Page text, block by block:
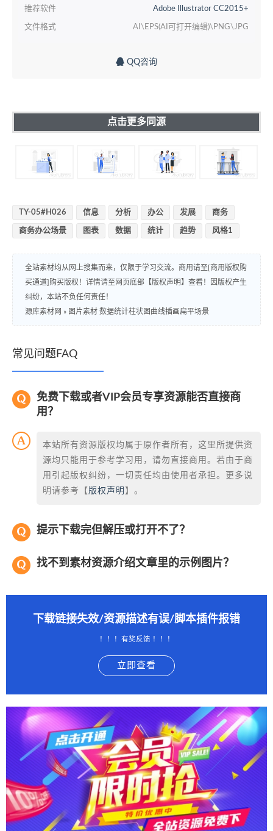
推荐软件 Adobe Illustrator CC2015+
文件格式 AI\EPS(AI可打开编辑)\PNG\JPG
QQ咨询
点击更多同源
TY-05#H026 信息 分析 办公 发展 商务
商务办公场景 图表 数据 统计 趋势 风格1
全站素材均从网上搜集而来，仅限于学习交流。商用请至[商用版权购
买通道]购买版权！详情请至网页底部【版权声明】查看！因版权产生
纠纷，本站不负任何责任！
源库素材网 » 图片素材 数据统计柱状图曲线插画扁平场景
常见问题FAQ
免费下载或者VIP会员专享资源能否直接商
用？
本站所有资源版权均属于原作者所有，这里所提供资
源均只能用于参考学习用，请勿直接商用。若由于商
用引起版权纠纷，一切责任均由使用者承担。更多说
明请参考【 版权声明 】。
提示下载完但解压或打开不了？
找不到素材资源介绍文章里的示例图片？
下载链接失效/资源描述有误/脚本插件报错
！！！有奖反馈 ！！！
立即查看